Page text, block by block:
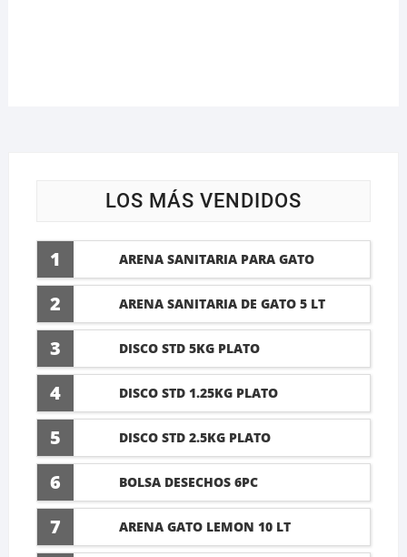
LOS MÁS VENDIDOS
1 ARENA SANITARIA PARA GATO
2 ARENA SANITARIA DE GATO 5 LT
3 DISCO STD 5KG PLATO
4 DISCO STD 1.25KG PLATO
5 DISCO STD 2.5KG PLATO
6 BOLSA DESECHOS 6PC
7 ARENA GATO LEMON 10 LT